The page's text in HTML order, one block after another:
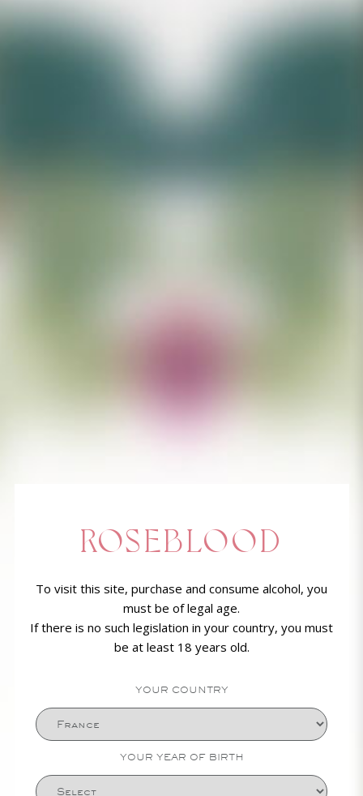
ROSEBLOOD
To visit this site, purchase and consume alcohol, you
must be of legal age.
If there is no such legislation in your country, you must
be at least 18 years old.
YOUR COUNTRY
YOUR YEAR OF BIRTH
Roseblood
the origin of a myth